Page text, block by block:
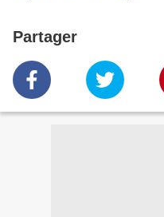
Partager